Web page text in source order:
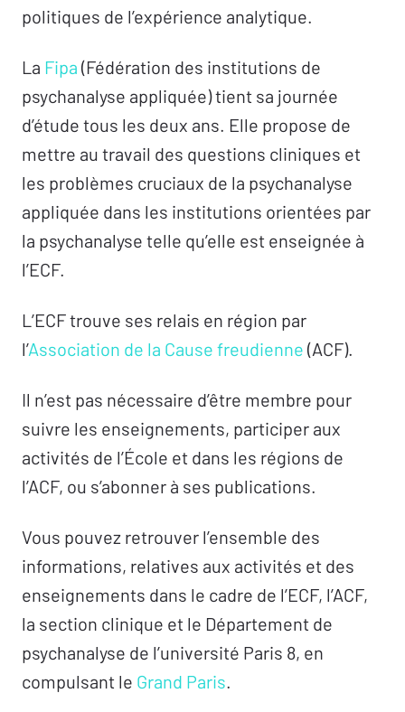
politiques de l’expérience analytique.
La Fipa (Fédération des institutions de
psychanalyse appliquée) tient sa journée
d’étude tous les deux ans. Elle propose de
mettre au travail des questions cliniques et
les problèmes cruciaux de la psychanalyse
appliquée dans les institutions orientées par
la psychanalyse telle qu’elle est enseignée à
l’ECF.
L’ECF trouve ses relais en région par
l’Association de la Cause freudienne (ACF).
Il n’est pas nécessaire d’être membre pour
suivre les enseignements, participer aux
activités de l’École et dans les régions de
l’ACF, ou s’abonner à ses publications.
Vous pouvez retrouver l’ensemble des
informations, relatives aux activités et des
enseignements dans le cadre de l’ECF, l’ACF,
la section clinique et le Département de
psychanalyse de l’université Paris 8, en
compulsant le Grand Paris.